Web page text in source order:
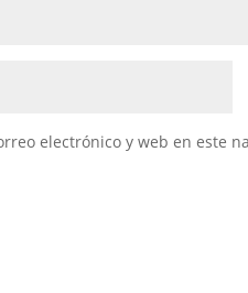
electrónico y web en este